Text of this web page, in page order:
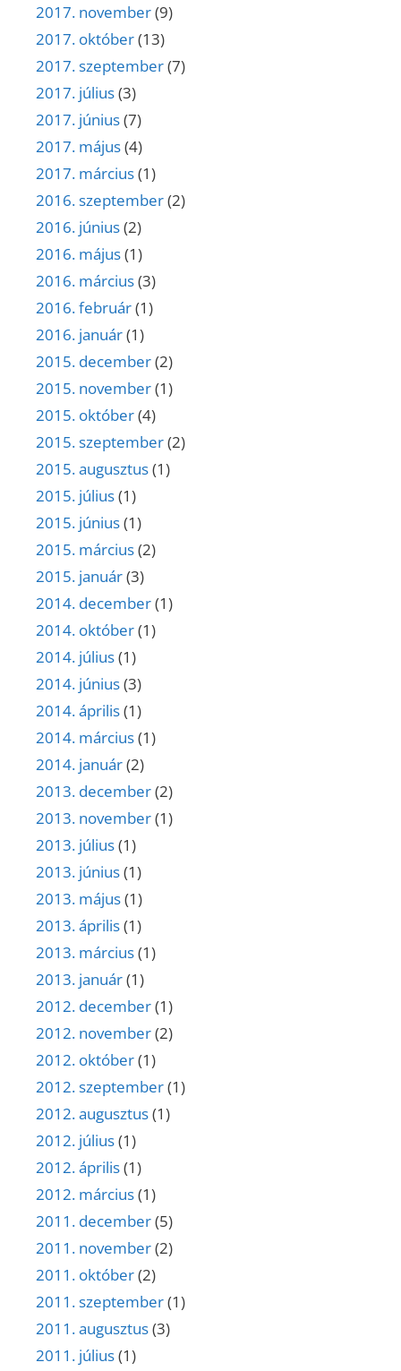
2017. november(9)
2017. október(13)
2017. szeptember(7)
2017. július(3)
2017. június(7)
2017. május(4)
2017. március(1)
2016. szeptember(2)
2016. június(2)
2016. május(1)
2016. március(3)
2016. február(1)
2016. január(1)
2015. december(2)
2015. november(1)
2015. október(4)
2015. szeptember(2)
2015. augusztus(1)
2015. július(1)
2015. június(1)
2015. március(2)
2015. január(3)
2014. december(1)
2014. október(1)
2014. július(1)
2014. június(3)
2014. április(1)
2014. március(1)
2014. január(2)
2013. december(2)
2013. november(1)
2013. július(1)
2013. június(1)
2013. május(1)
2013. április(1)
2013. március(1)
2013. január(1)
2012. december(1)
2012. november(2)
2012. október(1)
2012. szeptember(1)
2012. augusztus(1)
2012. július(1)
2012. április(1)
2012. március(1)
2011. december(5)
2011. november(2)
2011. október(2)
2011. szeptember(1)
2011. augusztus(3)
2011. július(1)